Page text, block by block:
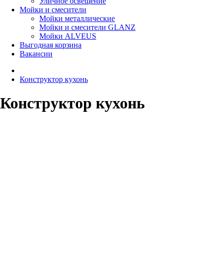
Мойки и смесители
Мойки металлические
Мойки и смесители GLANZ
Мойки ALVEUS
Выгодная корзина
Вакансии
Конструктор кухонь
Конструктор кухонь